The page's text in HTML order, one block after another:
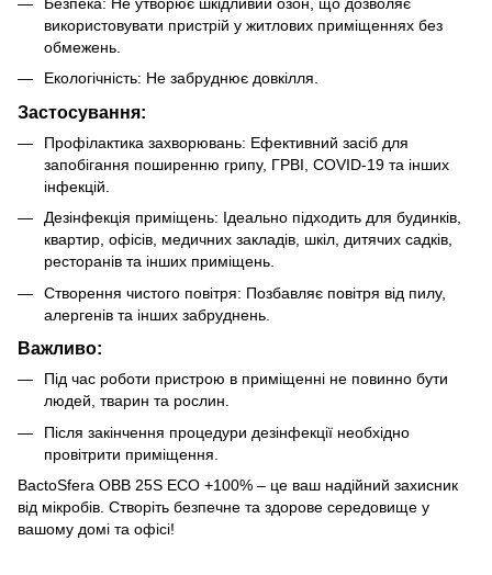
використовувати пристрій у житлових приміщеннях без
обмежень.
Екологічність: Не забруднює довкілля.
Застосування:
Профілактика захворювань: Ефективний засіб для
запобігання поширенню грипу, ГРВІ, COVID-19 та інших
інфекцій.
Дезінфекція приміщень: Ідеально підходить для будинків,
квартир, офісів, медичних закладів, шкіл, дитячих садків,
ресторанів та інших приміщень.
Створення чистого повітря: Позбавляє повітря від пилу,
алергенів та інших забруднень.
Важливо:
Під час роботи пристрою в приміщенні не повинно бути
людей, тварин та рослин.
Після закінчення процедури дезінфекції необхідно
провітрити приміщення.
BactoSfera OBB 25S ECO +100% – це ваш надійний захисник
від мікробів. Створіть безпечне та здорове середовище у
вашому домі та офісі!